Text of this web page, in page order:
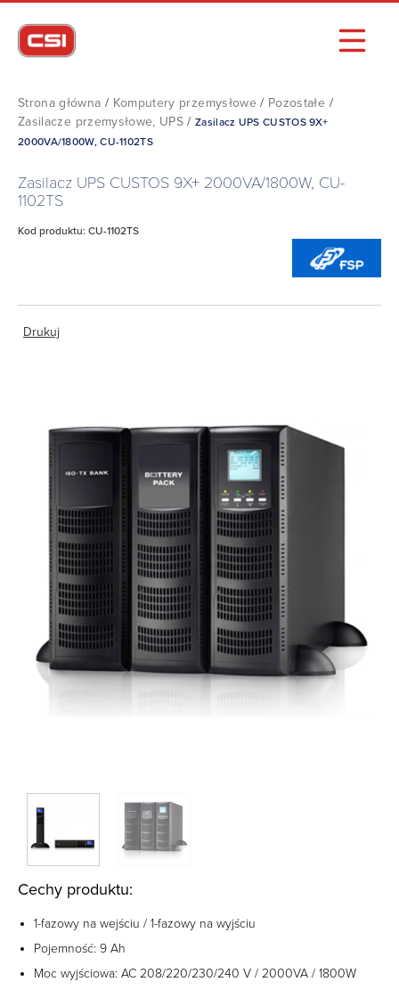
Strona główna / Komputery przemysłowe / Pozostałe /
Zasilacze przemysłowe, UPS /Zasilacz UPS CUSTOS 9X+
2000VA/1800W, CU-1102TS
Zasilacz UPS CUSTOS 9X+ 2000VA/1800W, CU-
1102TS
Kod produktu: CU-1102TS
Drukuj
Cechy produktu:
1-fazowy na wejściu / 1-fazowy na wyjściu
Pojemność: 9 Ah
Moc wyjściowa: AC 208/220/230/240 V / 2000VA / 1800W